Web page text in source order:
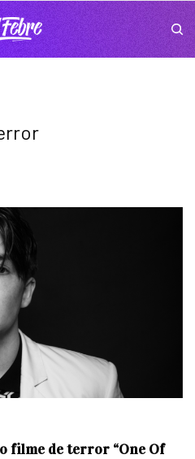
filme de terror “One Of